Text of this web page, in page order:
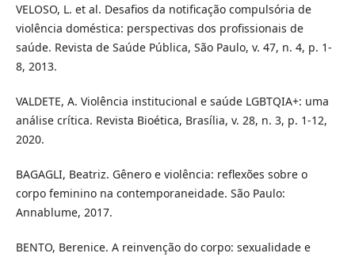
VELOSO, L. et al. Desafios da notificação compulsória de
violência doméstica: perspectivas dos profissionais de
saúde. Revista de Saúde Pública, São Paulo, v. 47, n. 4, p. 1-
8, 2013.
VALDETE, A. Violência institucional e saúde LGBTQIA+: uma
análise crítica. Revista Bioética, Brasília, v. 28, n. 3, p. 1-12,
2020.
BAGAGLI, Beatriz. Gênero e violência: reflexões sobre o
corpo feminino na contemporaneidade. São Paulo:
Annablume, 2017.
BENTO, Berenice. A reinvenção do corpo: sexualidade e